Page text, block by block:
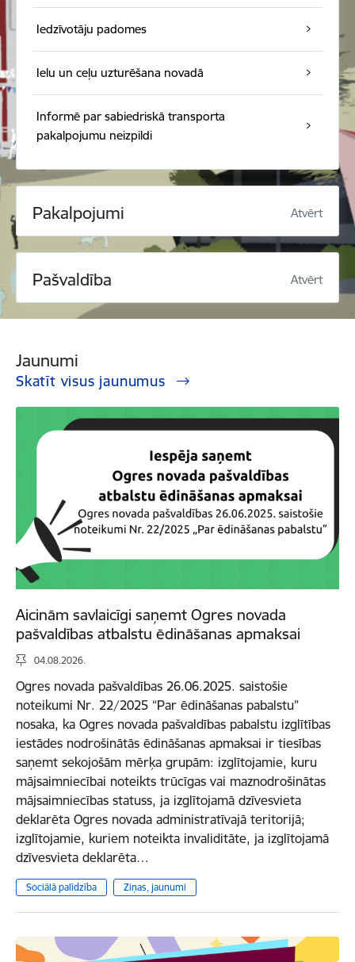
Iedzīvotāju padomes
Ielu un ceļu uzturēšana novadā
Informē par sabiedriskā transporta
pakalpojumu neizpildi
Pakalpojumi Atvērt
Pašvaldība Atvērt
Jaunumi
Skatīt visus jaunumus
Aicinām savlaicīgi saņemt Ogres novada
pašvaldības atbalstu ēdināšanas apmaksai
04.08.2026.
Ogres novada pašvaldības 26.06.2025. saistošie
noteikumi Nr. 22/2025 “Par ēdināšanas pabalstu”
nosaka, ka Ogres novada pašvaldības pabalstu izglītības
iestādes nodrošinātās ēdināšanas apmaksai ir tiesības
saņemt sekojošām mērķa grupām: izglītojamie, kuru
mājsaimniecībai noteikts trūcīgas vai maznodrošinātas
mājsaimniecības statuss, ja izglītojamā dzīvesvieta
deklarēta Ogres novada administratīvajā teritorijā;
izglītojamie, kuriem noteikta invaliditāte, ja izglītojamā
dzīvesvieta deklarēta…
Sociālā palīdzība Ziņas, jaunumi